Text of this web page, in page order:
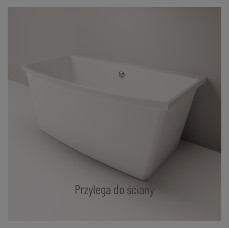
Przylega do ściany